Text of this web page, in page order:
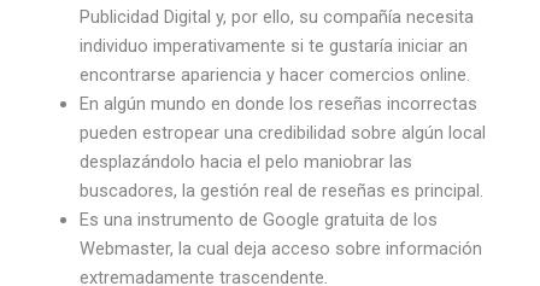
Publicidad Digital y, por ello, su compañía necesita
individuo imperativamente si te gustaría iniciar an
encontrarse apariencia y hacer comercios online.
En algún mundo en donde los reseñas incorrectas
pueden estropear una credibilidad sobre algún local
desplazándolo hacia el pelo maniobrar las
buscadores, la gestión real de reseñas es principal.
Es una instrumento de Google gratuita de los
Webmaster, la cual deja acceso sobre información
extremadamente trascendente.